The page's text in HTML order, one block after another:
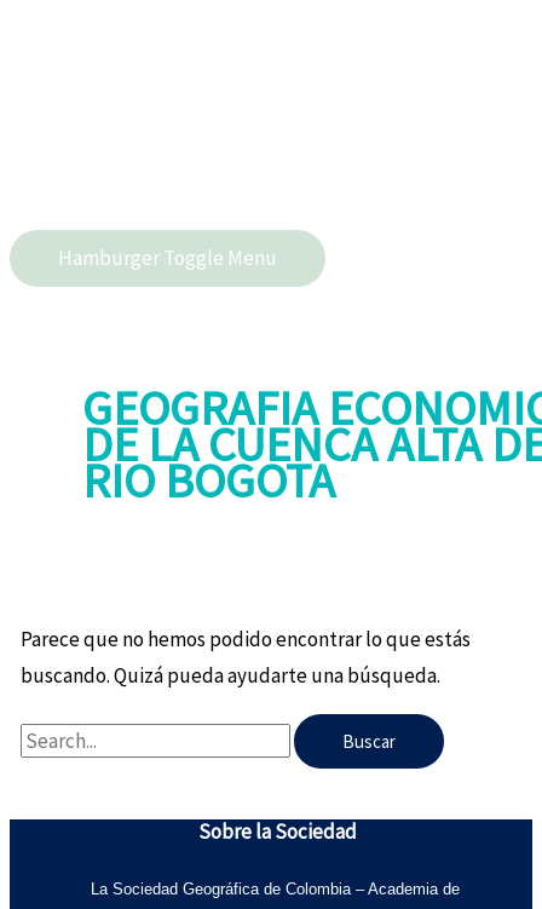
Hamburger Toggle Menu
GEOGRAFIA
DE LA CUENCA ALTA
RIO BOGOTA
Parece que no hemos podido encontrar lo que estás
buscando. Quizá pueda ayudarte una búsqueda.
Sobre la Sociedad
La Sociedad Geográfica de Colombia – Academia de